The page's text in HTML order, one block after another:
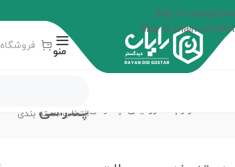
Skip to navigation
Skip to main content
منو
فروشگاه
انتخاب دسته بندی لوازم الکترونیکی چندراهیچندراهی